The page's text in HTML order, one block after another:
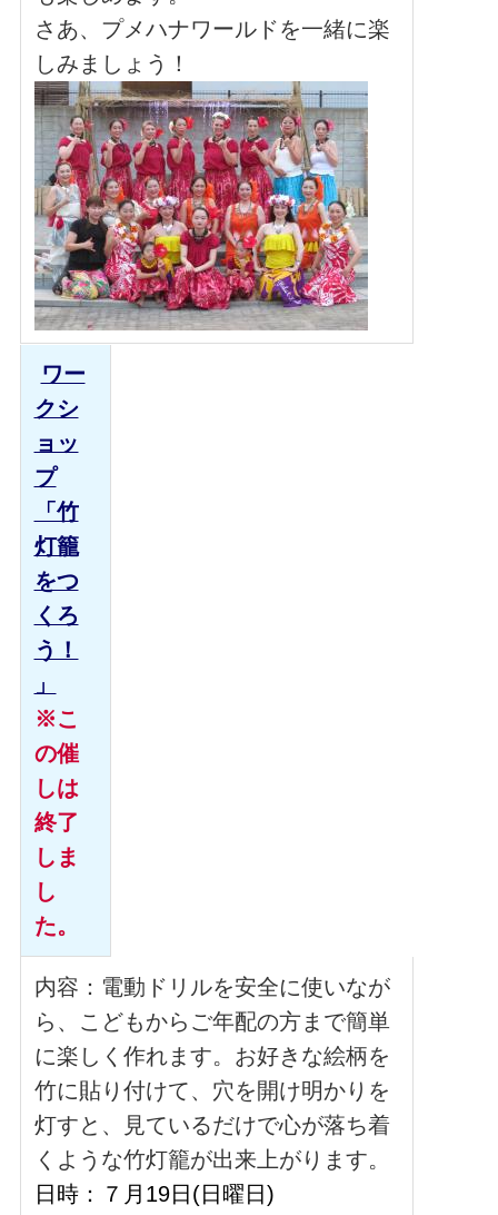
さあ、プメハナワールドを一緒に楽
しみましょう！
ワー
クシ
ョッ
プ
「竹
灯籠
をつ
くろ
う！
」
※こ
の催
しは
終了
しま
し
た。
内容：電動ドリルを安全に使いなが
ら、こどもからご年配の方まで簡単
に楽しく作れます。お好きな絵柄を
竹に貼り付けて、穴を開け明かりを
灯すと、見ているだけで心が落ち着
くような竹灯籠が出来上がります。
日時：７月19日(日曜日)